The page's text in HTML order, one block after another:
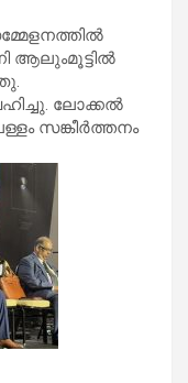
ആലുംമൂട്ടിൽ
ലോക്കൽ
സങ്കീർത്തനം